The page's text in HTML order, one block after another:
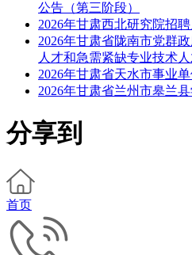
公告（第三阶段）
2026年甘肃西北研究院招聘
2026年甘肃省陇南市党群
人才和急需紧缺专业技术
2026年甘肃省天水市事业
2026年甘肃省兰州市皋兰
分享到
首页